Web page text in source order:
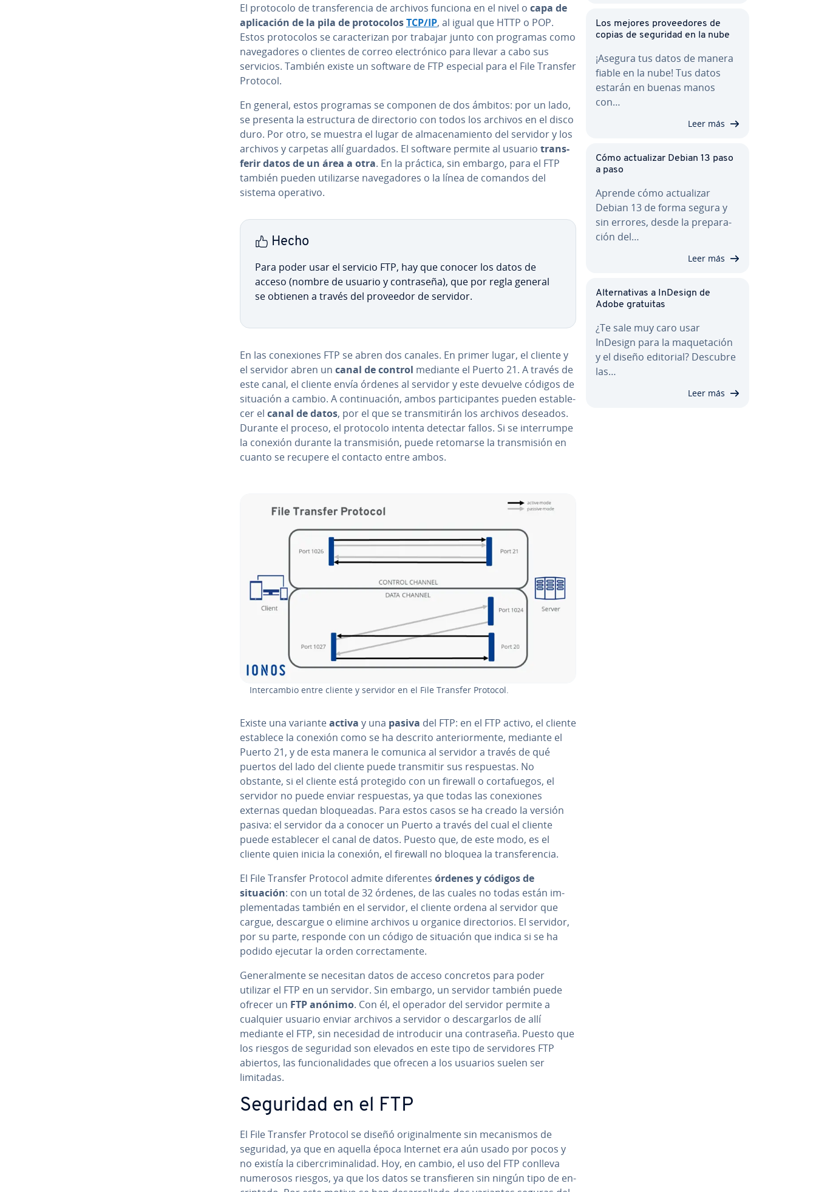
El protocolo de tra­n­s­fe­re­n­cia de archivos funciona en el nivel o capa de
apli­ca­ción de la pila de pro­to­co­losTCP/IP, al igual que HTTP o POP.
Estos pro­to­co­los se ca­ra­c­te­ri­zan por trabajar junto con programas como
na­ve­ga­do­res o clientes de correo ele­c­tró­ni­co para llevar a cabo sus
servicios. También existe un software de FTP especial para el File Transfer
Protocol.
En general, estos programas se componen de dos ámbitos: por un lado,
se presenta la es­tru­c­tu­ra de di­re­c­to­rio con todos los archivos en el disco
duro. Por otro, se muestra el lugar de al­ma­ce­na­mie­n­to del servidor y los
archivos y carpetas allí guardados. El software permite al usuario tra­n­s­
fe­rir datos de un área a otra. En la práctica, sin embargo, para el FTP
también pueden uti­li­zar­se na­ve­ga­do­res o la línea de comandos del
sistema operativo.
Hecho
Para poder usar el servicio FTP, hay que conocer los datos de
acceso (nombre de usuario y co­n­tra­se­ña), que por regla general
se obtienen a través del proveedor de servidor.
En las co­ne­xio­nes FTP se abren dos canales. En primer lugar, el cliente y
el servidor abren un canal de control mediante el Puerto 21. A través de
este canal, el cliente envía órdenes al servidor y este devuelve códigos de
situación a cambio. A co­n­ti­nua­ción, ambos pa­r­ti­ci­pa­n­tes pueden es­ta­ble­
cer el canal de datos, por el que se tra­n­s­mi­ti­rán los archivos deseados.
Durante el proceso, el protocolo intenta detectar fallos. Si se in­te­rru­m­pe
la conexión durante la tra­n­s­mi­sión, puede retomarse la tra­n­s­mi­sión en
cuanto se recupere el contacto entre ambos.
In­te­r­ca­m­bio entre cliente y servidor en el File Transfer Protocol.
Existe una varianteactiva y una pasiva del FTP: en el FTP activo, el cliente
establece la conexión como se ha descrito an­te­rio­r­me­n­te, mediante el
Puerto 21, y de esta manera le comunica al servidor a través de qué
puertos del lado del cliente puede tra­n­s­mi­tir sus re­s­pue­s­tas. No
obstante, si el cliente está protegido con un firewall o co­r­ta­fue­gos, el
servidor no puede enviar re­s­pue­s­tas, ya que todas las co­ne­xio­nes
externas quedan blo­quea­das. Para estos casos se ha creado la versión
pasiva: el servidor da a conocer un Puerto a través del cual el cliente
puede es­ta­ble­cer el canal de datos. Puesto que, de este modo, es el
cliente quien inicia la conexión, el firewall no bloquea la tra­n­s­fe­re­n­cia.
El File Transfer Protocol admite di­fe­re­n­tes órdenes y códigos de
situación: con un total de 32 órdenes, de las cuales no todas están im­
ple­me­n­ta­das también en el servidor, el cliente ordena al servidor que
cargue, descargue o elimine archivos u organice di­re­c­to­rios. El servidor,
por su parte, responde con un código de situación que indica si se ha
podido ejecutar la orden co­rre­c­ta­me­n­te.
Ge­ne­ra­l­me­n­te se necesitan datos de acceso concretos para poder
utilizar el FTP en un servidor. Sin embargo, un servidor también puede
ofrecer un FTP anónimo. Con él, el operador del servidor permite a
cualquier usuario enviar archivos a servidor o de­s­ca­r­gar­los de allí
mediante el FTP, sin necesidad de in­tro­du­cir una co­n­tra­se­ña. Puesto que
los riesgos de seguridad son elevados en este tipo de se­r­vi­do­res FTP
abiertos, las fu­n­cio­na­li­da­des que ofrecen a los usuarios suelen ser
limitadas.
Seguridad en el FTP
El File Transfer Protocol se diseñó ori­gi­na­l­me­n­te sin me­ca­ni­s­mos de
seguridad, ya que en aquella época Internet era aún usado por pocos y
no existía la ci­be­r­cri­mi­na­li­dad. Hoy, en cambio, el uso del FTP conlleva
numerosos riesgos, ya que los datos se tra­n­s­fie­ren sin ningún tipo de en­
Los mejores pro­vee­do­res de
copias de seguridad en la nube
¡Asegura tus datos de manera
fiable en la nube! Tus datos
estarán en buenas manos
con…
Leer más
Cómo ac­tua­li­zar Debian 13 paso
a paso
Aprende cómo ac­tua­li­zar
Debian 13 de forma segura y
sin errores, desde la pre­pa­ra­
ción del…
Leer más
Al­te­r­na­ti­vas a InDesign de
Adobe gratuitas
¿Te sale muy caro usar
InDesign para la ma­que­ta­ción
y el diseño editorial? Descubre
las…
Leer más